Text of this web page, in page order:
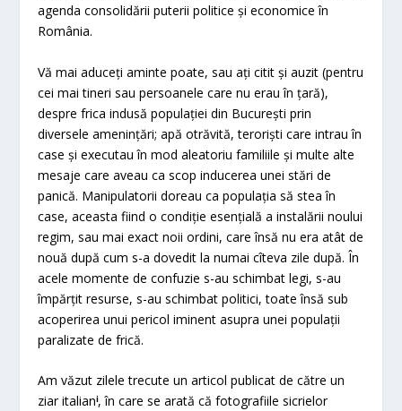
agenda consolidării puterii politice și economice în
România.
Vă mai aduceți aminte poate, sau ați citit și auzit (pentru
cei mai tineri sau persoanele care nu erau în țară),
despre frica indusă populației din București prin
diversele amenințări; apă otrăvită, teroriști care intrau în
case și executau în mod aleatoriu familiile și multe alte
mesaje care aveau ca scop inducerea unei stări de
panică. Manipulatorii doreau ca populația să stea în
case, aceasta fiind o condiție esențială a instalării noului
regim, sau mai exact noii ordini, care însă nu era atât de
nouă după cum s-a dovedit la numai cîteva zile după. În
acele momente de confuzie s-au schimbat legi, s-au
împărțit resurse, s-au schimbat politici, toate însă sub
acoperirea unui pericol iminent asupra unei populații
paralizate de frică.
Am văzut zilele trecute un articol publicat de către un
ziar italianⁱ, în care se arată că fotografiile sicrielor